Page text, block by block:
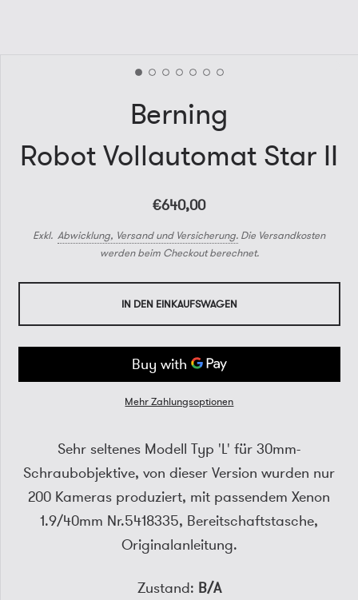
Berning
Robot Vollautomat Star II
€640,00
Exkl.Abwicklung, Versand und Versicherung. Die Versandkosten
werden beim Checkout berechnet.
IN DEN EINKAUFSWAGEN
Mehr Zahlungsoptionen
Sehr seltenes Modell Typ 'L' für 30mm-
Schraubobjektive, von dieser Version wurden nur
200 Kameras produziert, mit passendem Xenon
1.9/40mm Nr.5418335, Bereitschaftstasche,
Originalanleitung.
Zustand: B/A